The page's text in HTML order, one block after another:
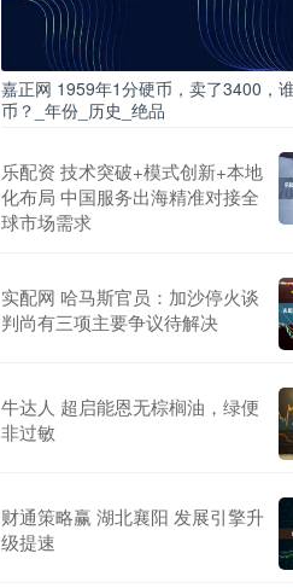
嘉正网 1959年1分硬币，卖了3400，
币？_年份_历史_绝品
乐配资 技术突破+模式创新+本地
化布局 中国服务出海精准对接全
球市场需求
实配网 哈马斯官员：加沙停火谈
判尚有三项主要争议待解决
牛达人 超启能恩无棕榈油，绿便
非过敏
财通策略赢 湖北襄阳 发展引擎升
级提速